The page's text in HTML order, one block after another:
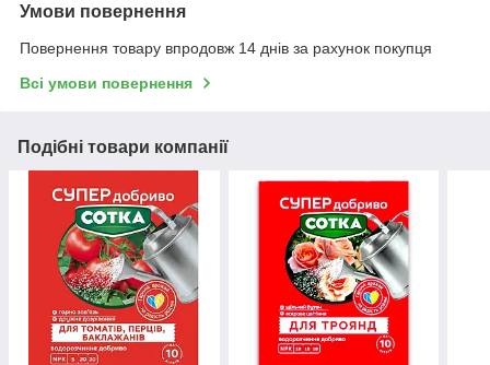
Умови повернення
Повернення товару впродовж 14 днів за рахунок покупця
Всі умови повернення
Подібні товари компанії